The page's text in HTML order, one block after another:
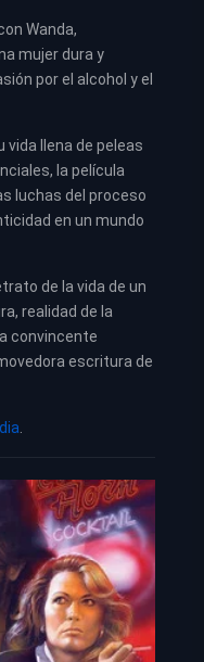
Wanda,
mujer dura y
por el alcohol y el
vida llena de peleas
la película
luchas del proceso
en un mundo
de la vida de un
realidad de la
convincente
escritura de